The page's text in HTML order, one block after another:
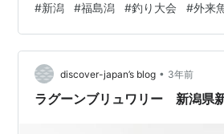
いつだけは許せねぇ！こいつのせい
見られるようになったようなもので
なーにが環境保全の為外来魚駆除だ
入って大手を振って釣りが出来るの
ますが、命あるものを大切にしない
#新潟 #福島潟 #釣り大会 #外来
discover-japan’s blog • 3年前
ラグーンブリュワリー 新潟県